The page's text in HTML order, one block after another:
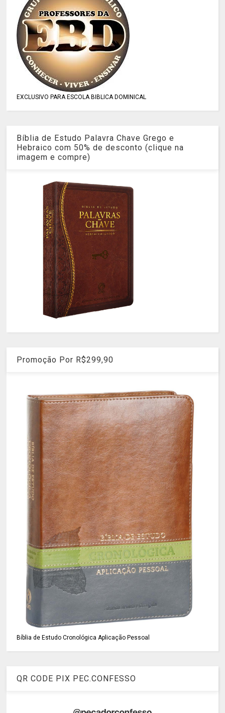
EXCLUSIVO PARA ESCOLA BIBLICA DOMINICAL
Bíblia de Estudo Palavra Chave Grego e
Hebraico com 50% de desconto (clique na
imagem e compre)
Promoção Por R$299,90
Bíblia de Estudo Cronológica Aplicação Pessoal
QR CODE PIX PEC.CONFESSO